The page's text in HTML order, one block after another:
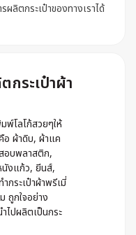
ลิตกระเป๋าของทางเราได้
กระเป๋าผ้า
พ์โลโก้สวยๆให้
อ ผ้าดิบ, ผ้าแค
อบพลาสติก,
งแก้ว, ยีนส์,
กระเป๋าผ้าพรีเมี่
ถูกใจอย่าง
ไปผลิตเป็นกระ